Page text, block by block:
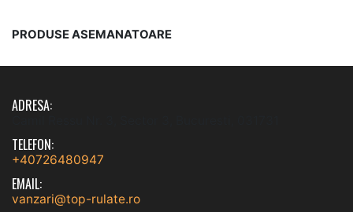
PRODUSE ASEMANATOARE
ADRESA:
TELEFON:
+40726480947
EMAIL:
vanzari@top-rulate.ro